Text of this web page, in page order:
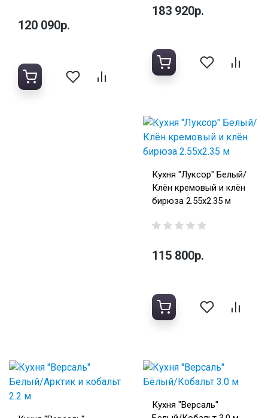
120 090р.
183 920р.
Кухня "Луксор" Белый/
Клён кремовый и клён
бирюза 2.55х2.35 м
115 800р.
Кухня "Версаль"